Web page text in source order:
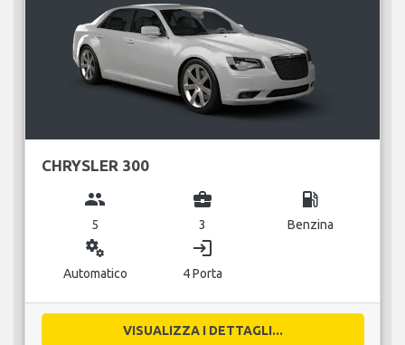
CHRYSLER 300
group
5
business_center
3
local_gas_station
Benzina
miscellaneous_services
Automatico
login
4 Porta
VISUALIZZA I DETTAGLI...